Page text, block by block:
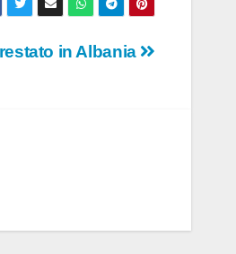
in Albania